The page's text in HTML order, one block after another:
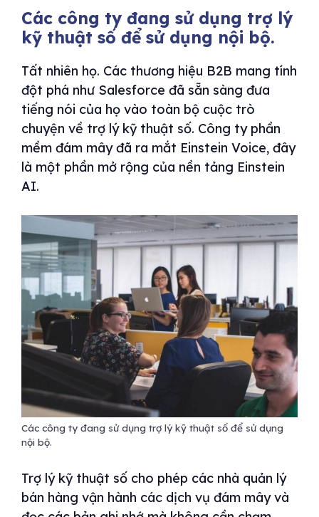
Các công ty đang sử dụng trợ lý
kỹ thuật số để sử dụng nội bộ.
Tất nhiên họ. Các thương hiệu B2B mang tính
đột phá như Salesforce đã sẵn sàng đưa
tiếng nói của họ vào toàn bộ cuộc trò
chuyện về trợ lý kỹ thuật số. Công ty phần
mềm đám mây đã ra mắt Einstein Voice, đây
là một phần mở rộng của nền tảng Einstein
AI.
Các công ty đang sử dụng trợ lý kỹ thuật số để sử dụng
nội bộ.
Trợ lý kỹ thuật số cho phép các nhà quản lý
bán hàng vận hành các dịch vụ đám mây và